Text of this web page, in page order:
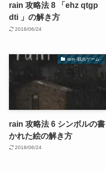
rain 攻略法 8 「ehz qtgp
dti 」の解き方
2018/06/24
rain -脱出ゲーム-
rain 攻略法 6 シンボルの書
かれた絵の解き方
2018/06/24